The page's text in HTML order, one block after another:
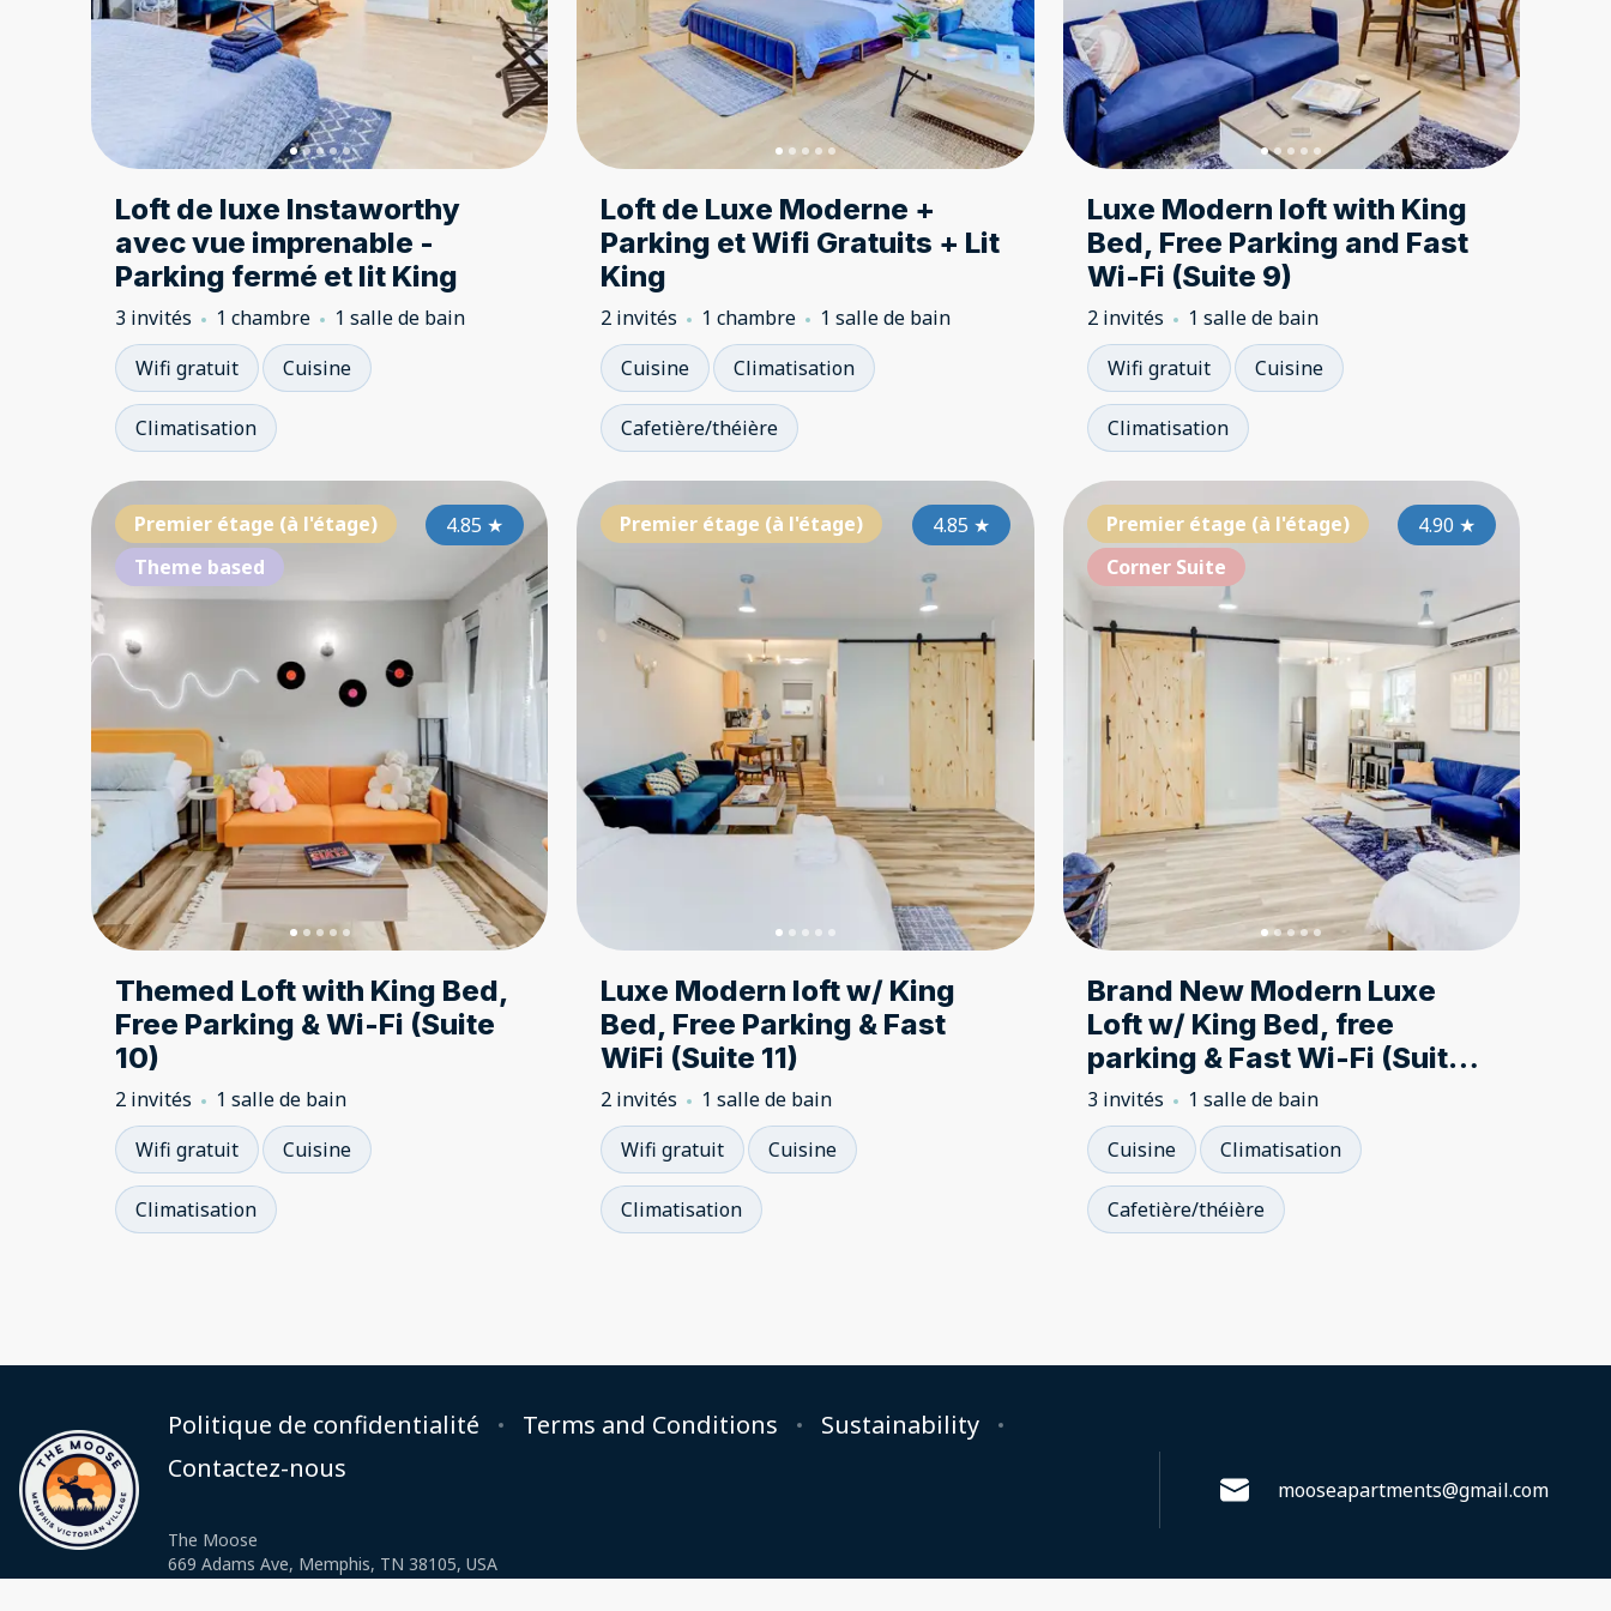
Loft de luxe Instaworthy
avec vue imprenable -
Parking fermé et lit King
3 invités 1 chambre
1 salle de bain
Wifi gratuit
Cuisine
Climatisation
Loft de Luxe Moderne +
Parking et Wifi Gratuits + Lit
King
2 invités 1 chambre
1 salle de bain
Cuisine
Climatisation
Cafetière/théière
Luxe Modern loft with King
Bed, Free Parking and Fast
Wi-Fi (Suite 9)
2 invités
1 salle de bain
Wifi gratuit
Cuisine
Climatisation
Premier étage (à l'étage)
Theme based
4.85 ★
Premier étage (à l'étage)
Theme based
4.85★
Premier étage (à l'étage)
Theme based
4.85 ★
Premier
Themed Loft with King Bed,
Free Parking & Wi-Fi (Suite
10)
2 invités
1 salle de bain
Wifi gratuit
Cuisine
Climatisation
Premier étage (à l'étage) 4.85 ★ Premier étage (à l'étage) 4.85★
Luxe Modern loft w/ King
Bed, Free Parking & Fast
WiFi (Suite 11)
2 invités
1 salle de bain
Wifi gratuit
Cuisine
Climatisation
Premier étage (à l'étage)
Corner Suite
4.90 ★
Brand New Modern Luxe
Loft w/ King Bed, free
parking & Fast Wi-Fi (Suite
12)
3 invités
1 salle de bain
Cuisine
Climatisation
Cafetière/théière
Politique de confidentialité Terms and Conditions
Sustainability
Contactez-nous
The Moose
669 Adams Ave, Memphis, TN 38105, USA
mooseapartments@gmail.com